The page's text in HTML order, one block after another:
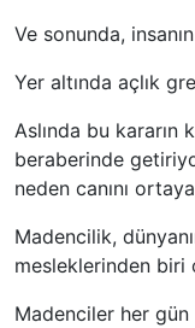
Ve sonunda,
Yer altında açlık
Aslında bu kararın
beraberinde
neden canını
Madencilik,
mesleklerinden biri
Madenciler her gün